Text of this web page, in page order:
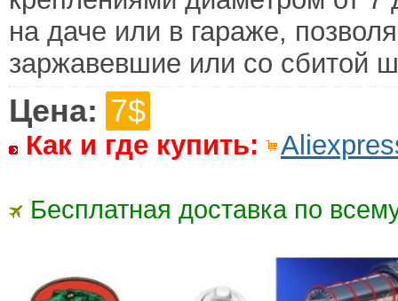
на даче или в гараже,
заржавевшие или со сбитой
Цена: 7$
Как и где купить:
Бесплатная доставка по